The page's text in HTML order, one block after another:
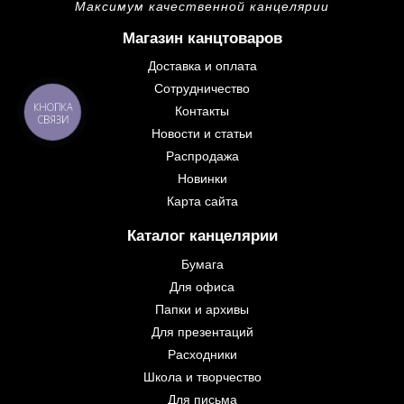
Максимум качественной канцелярии
Магазин канцтоваров
Доставка и оплата
Сотрудничество
Контакты
Новости и статьи
Распродажа
Новинки
Карта сайта
Каталог канцелярии
Бумага
Для офиса
Папки и архивы
Для презентаций
Расходники
Школа и творчество
Для письма
КНОПКА
СВЯЗИ